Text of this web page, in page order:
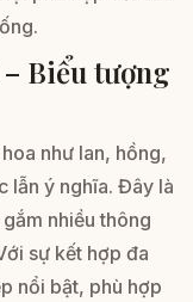
Biểu tượng
như lan, hồng,
lẫn ý nghĩa. Đây là
nhiều thông
sự kết hợp đa
nổi bật, phù hợp